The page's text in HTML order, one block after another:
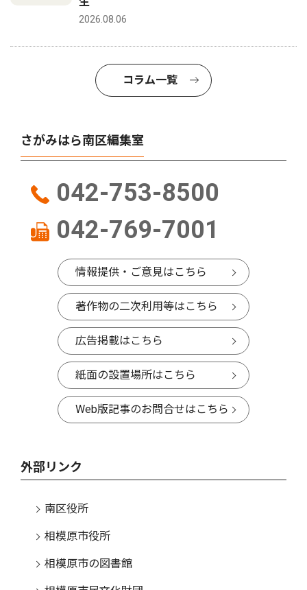
2026.08.06
コラム一覧
さがみはら南区編集室
042-753-8500
042-769-7001
情報提供・ご意見はこちら
著作物の二次利用等はこちら
広告掲載はこちら
紙面の設置場所はこちら
Web版記事のお問合せはこちら
外部リンク
南区役所
相模原市役所
相模原市の図書館